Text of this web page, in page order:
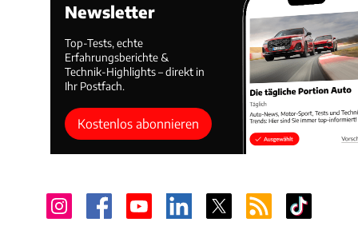
Newsletter
Top-Tests, echte
Erfahrungsberichte &
Technik-Highlights – direkt in
Ihr Postfach.
Kostenlos abonnieren